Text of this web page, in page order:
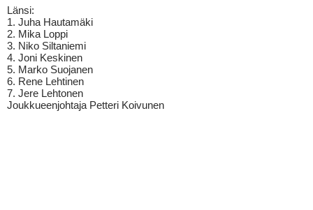
Länsi:
1. Juha Hautamäki
2. Mika Loppi
3. Niko Siltaniemi
4. Joni Keskinen
5. Marko Suojanen
6. Rene Lehtinen
7. Jere Lehtonen
Joukkueenjohtaja Petteri Koivunen